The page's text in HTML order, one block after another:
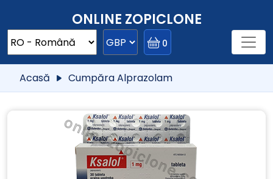
ONLINE ZOPICLONE
0
Acasă Cumpăra Alprazolam